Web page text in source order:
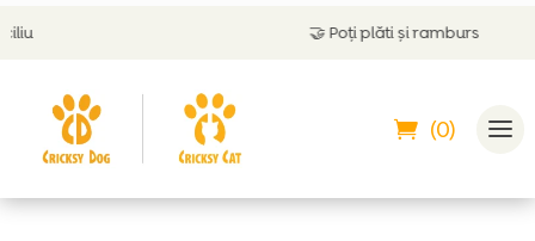
Poți plăti și ramburs
(0)